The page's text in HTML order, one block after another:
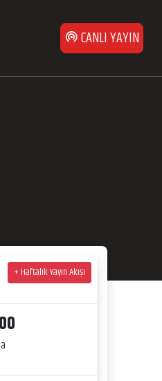
CANLI YAYIN
+ Haftalık Yayın Akışı